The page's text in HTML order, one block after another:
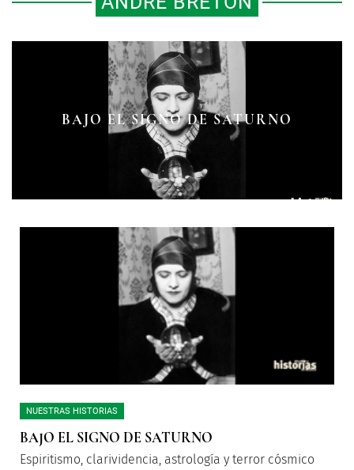
BAJO EL SIGNO DE SATURNO
NUESTRAS HISTORIAS
BAJO EL SIGNO DE SATURNO
Espiritismo, clarividencia, astrología y terror cósmico